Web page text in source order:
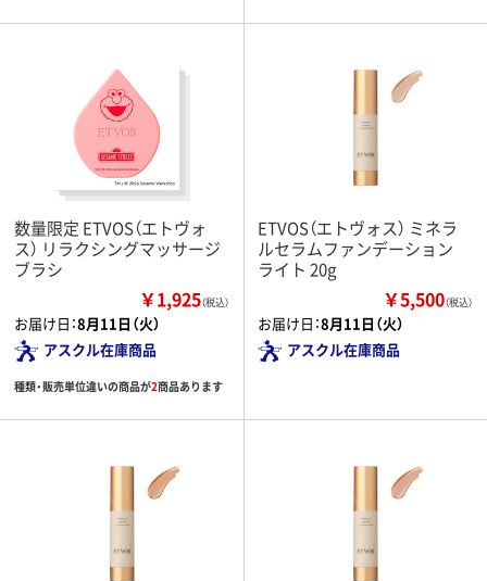
数量限定 ETVOS（エトヴォ
ス） リラクシングマッサージ
ブラシ
￥1,925（税込）
お届け日：8月11日（火）
アスクル在庫商品
種類・販売単位違いの商品が2商品あります
ETVOS（エトヴォス） ミネラ
ルセラムファンデーション
ライト 20g
￥5,500（税込）
お届け日：8月11日（火）
アスクル在庫商品